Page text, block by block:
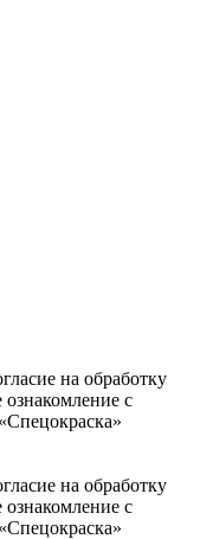
на обработку
с
на обработку
с